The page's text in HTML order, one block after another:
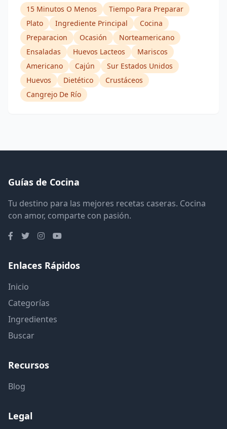
15 Minutos O Menos
Tiempo Para Preparar
Plato
Ingrediente Principal
Cocina
Preparacion
Ocasión
Norteamericano
Ensaladas
Huevos Lacteos
Mariscos
Americano
Cajún
Sur Estados Unidos
Huevos
Dietético
Crustáceos
Cangrejo De Río
Guías de Cocina
Tu destino para las mejores recetas caseras. Cocina
con amor, comparte con pasión.
Enlaces Rápidos
Inicio
Categorías
Ingredientes
Buscar
Recursos
Blog
Legal